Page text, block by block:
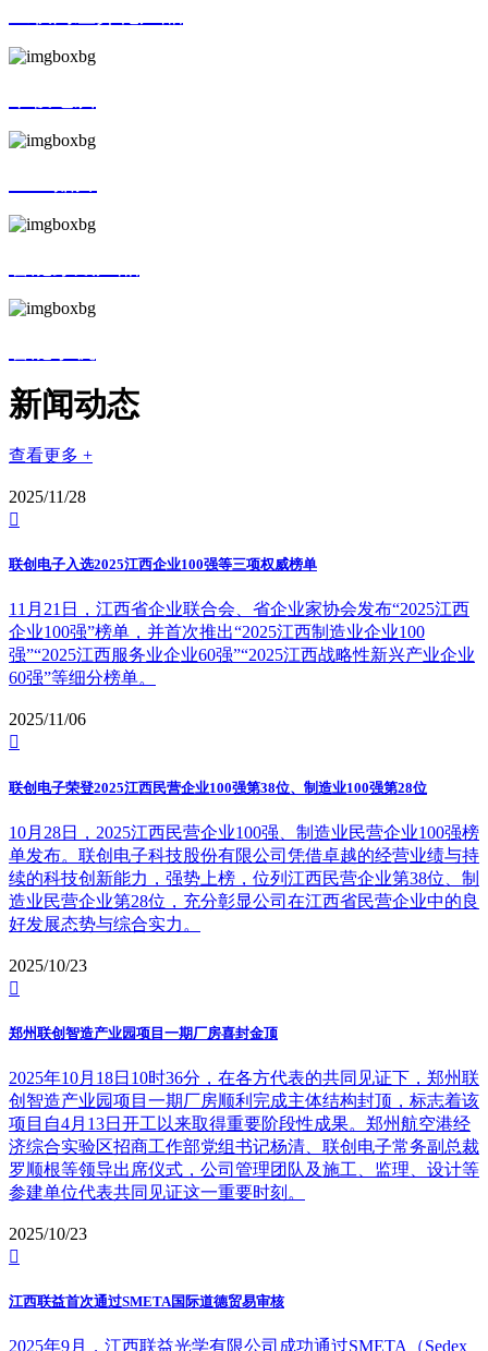
新闻动态
查看更多 +
2025/11/28

联创电子入选2025江西企业100强等三项权威榜单
11月21日，江西省企业联合会、省企业家协会发布“2025江西
企业100强”榜单，并首次推出“2025江西制造业企业100
强”“2025江西服务业企业60强”“2025江西战略性新兴产业企业
60强”等细分榜单。
2025/11/06

联创电子荣登2025江西民营企业100强第38位、制造业100强第28位
10月28日，2025江西民营企业100强、制造业民营企业100强榜
单发布。联创电子科技股份有限公司凭借卓越的经营业绩与持
续的科技创新能力，强势上榜，位列江西民营企业第38位、制
造业民营企业第28位，充分彰显公司在江西省民营企业中的良
好发展态势与综合实力。
2025/10/23

郑州联创智造产业园项目一期厂房喜封金顶
2025年10月18日10时36分，在各方代表的共同见证下，郑州联
创智造产业园项目一期厂房顺利完成主体结构封顶，标志着该
项目自4月13日开工以来取得重要阶段性成果。郑州航空港经
济综合实验区招商工作部党组书记杨清、联创电子常务副总裁
罗顺根等领导出席仪式，公司管理团队及施工、监理、设计等
参建单位代表共同见证这一重要时刻。
2025/10/23

江西联益首次通过SMETA国际道德贸易审核
2025年9月，江西联益光学有限公司成功通过SMETA（Sedex